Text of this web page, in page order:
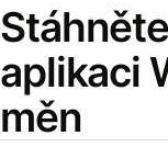
aplikaci
měn